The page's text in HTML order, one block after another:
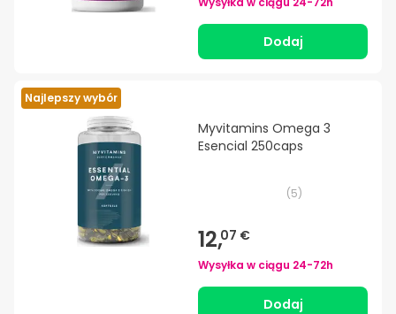
Dodaj
Najlepszy wybór
Myvitamins Omega 3
Esencial 250caps
(5)
12,07 €
Wysyłka w ciągu 24-72h
Dodaj